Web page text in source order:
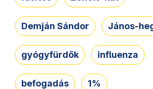
Demján Sándor János-
gyógyfürdők influenza
befogadás 1%